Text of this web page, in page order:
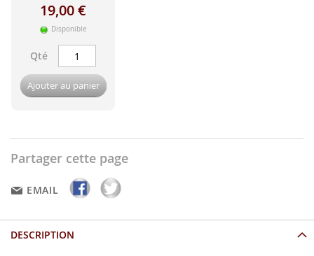
19,00 €
Disponible
Qté
Ajouter au panier
Partager cette page
EMAIL
DESCRIPTION